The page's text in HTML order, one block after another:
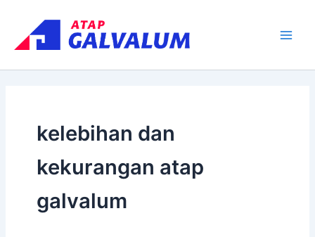
content
kelebihan dan
kekurangan atap
galvalum